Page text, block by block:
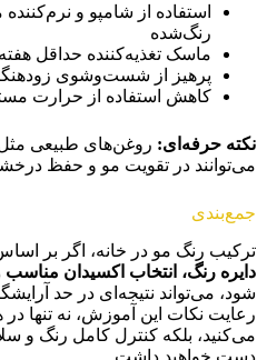
استفاده از شامپو و
رنگ‌شده
ماسک تغذیه‌کننده حداقل هفته‌ای ۲
پرهیز از شست‌وشوی زودهنگام (۴۸
کاهش استفاده از حرارت
نکته حرفه‌ای: روغن‌های طبیعی مثل
می‌توانند در تقویت مو و حفظ
جمع‌بندی
ترکیب رنگ مو در خانه، اگر بر
دایره رنگ، انتخاب اکسیدان
شود، می‌تواند نتیجه‌ای در حد
رعایت نکات این آموزش، نه تنها
می‌کنید، بلکه کنترل کامل رنگ و
دست خواهید داشت.